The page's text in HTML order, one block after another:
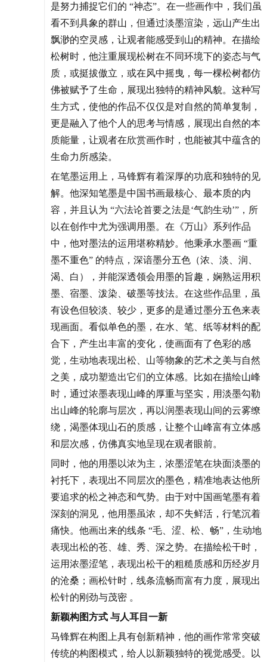
是努力捕捉它们的 “神态”。在一些画作中，我们虽
看不到具象的群山，但通过淡墨渲染，远山产生出
飘渺的空灵感，让观者能感受到山的精神。在描绘
松树时，他注重展现松树在不同环境下的姿态与气
质，或挺拔傲立，或在风中摇曳，每一棵松树都仿
佛被赋予了生命，展现出独特的精神风貌。这种写
生方式，使他的作品不仅仅是对自然的简单复制，
更是融入了他个人的思考与情感，展现出自然的本
质能量，让观者在欣赏画作时，也能被其中蕴含的
生命力所感染。
在笔墨运用上，马锋辉有着深厚的功底和独特的见
解。他深知笔墨是中国书画最核心、最本质的内
容，并且认为 “六法论首要之法是‘气韵生动’”，所
以在创作中尤为强调用墨。在《万山》系列作品
中，他对墨法的运用堪称精妙。他秉承水墨画 “重
墨不重色” 的特点，深谙墨分五色（浓、淡、润、
渴、白），并能深透领会用墨的旨趣，娴熟运用积
墨、宿墨、泼染、破墨等技法。在这些作品里，虽
有设色但较淡、较少，更多的是通过墨分五色来表
现画面。看似单色的墨，在水、笔、纸等材料的配
合下，产生出丰富的变化，使画面有了色彩的感
觉，生动地表现出松、山等物象的艺术之美与自然
之美，成功塑造出它们的立体感。比如在描绘山峰
时，通过浓墨表现山峰的厚重与坚实，用淡墨勾勒
出山峰的轮廓与层次，再以润墨表现山间的云雾缭
绕，渴墨体现山石的质感，让整个山峰富有立体感
和层次感，仿佛真实地呈现在观者眼前。
同时，他的用墨以浓为主，浓墨涩笔在块面淡墨的
衬托下，表现出不同层次的墨色，精准地表达他所
要追求的松之神态和气势。由于对中国画笔墨有着
深刻的洞见，他用墨虽浓，却不失鲜活，行笔沉着
痛快。他画出来的线条 “毛、涩、松、畅”，生动地
表现出松的苍、雄、秀、深之势。在描绘松干时，
运用浓墨涩笔，表现出松干的粗糙质感和历经岁月
的沧桑；画松针时，线条流畅而富有力度，展现出
松针的刚劲与茂密 。
新颖构图方式 与人耳目一新
马锋辉在构图上具有创新精神，他的画作常常突破
传统的构图模式，给人以新颖独特的视觉感受。以